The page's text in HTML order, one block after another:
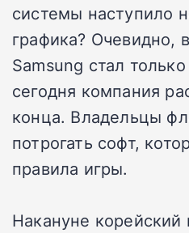
системы наступило
графика? Очевидно,
Samsung стал
сегодня компания
конца. Владельцы
потрогать софт,
правила игры.
Накануне корейский